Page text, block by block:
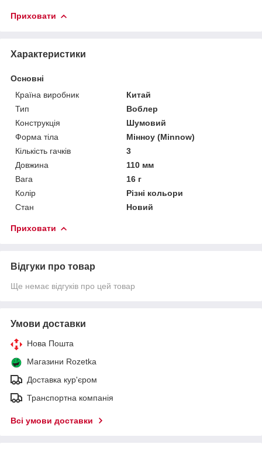
Приховати
Характеристики
Основні
Країна виробник
Китай
Тип
Воблер
Конструкція
Шумовий
Форма тіла
Мінноу (Minnow)
Кількість гачків
3
Довжина
110 мм
Вага
16 г
Колір
Різні кольори
Стан
Новий
Приховати
Відгуки про товар
Ще немає відгуків про цей товар
Умови доставки
Нова Пошта
Магазини Rozetka
Доставка кур'єром
Транспортна компанія
Всі умови доставки